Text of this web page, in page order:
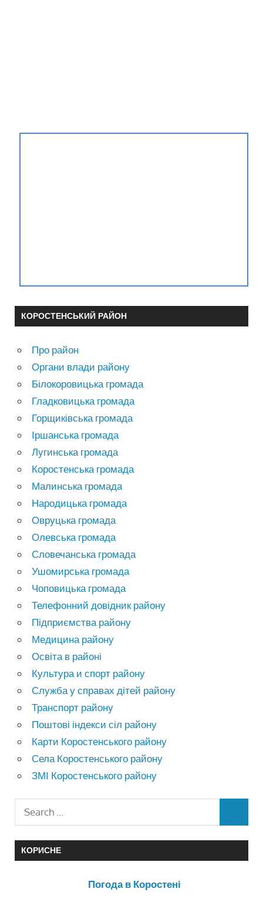
КОРОСТЕНСЬКИЙ РАЙОН
Про район
Органи влади району
Білокоровицька громада
Гладковицька громада
Горщиківська громада
Іршанська громада
Лугинська громада
Коростенська громада
Малинська громада
Народицька громада
Овруцька громада
Олевська громада
Словечанська громада
Ушомирська громада
Чоповицька громада
Телефонний довідник району
Підприємства району
Медицина району
Освіта в районі
Культура и спорт району
Служба у справах дітей району
Транспорт району
Поштові індекси сіл району
Карти Коростенського району
Села Коростенського району
ЗМІ Коростенського району
КОРИСНЕ
Погода в Коростені